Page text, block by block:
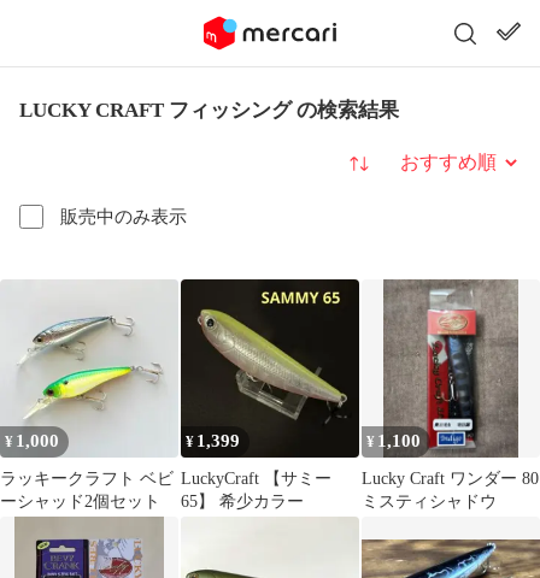
LUCKY CRAFT フィッシング の検索結果
販売中のみ表示
並び替え
¥ 1,000
ラッキークラフト ベビ
ーシャッド2個セット
¥ 1,399
LuckyCraft 【サミー
65】 希少カラー
¥ 1,100
Lucky Craft ワンダー 80
ミスティシャドウ